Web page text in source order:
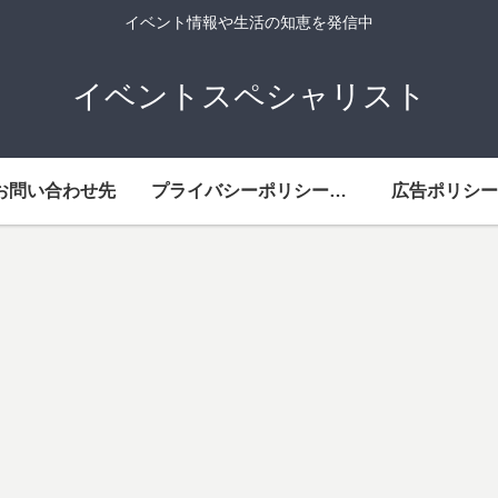
イベント情報や生活の知恵を発信中
イベントスペシャリスト
問い合わせ先 プライバシーポリシー・免責事項 広告ポリシー